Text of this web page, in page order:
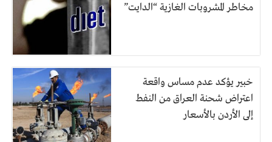
مخاطر المشروبات الغازية “الدايت”
خبير يؤكد عدم مساس واقعة
اعتراض شحنة العراق من النفط
إلى الأردن بالأسعار